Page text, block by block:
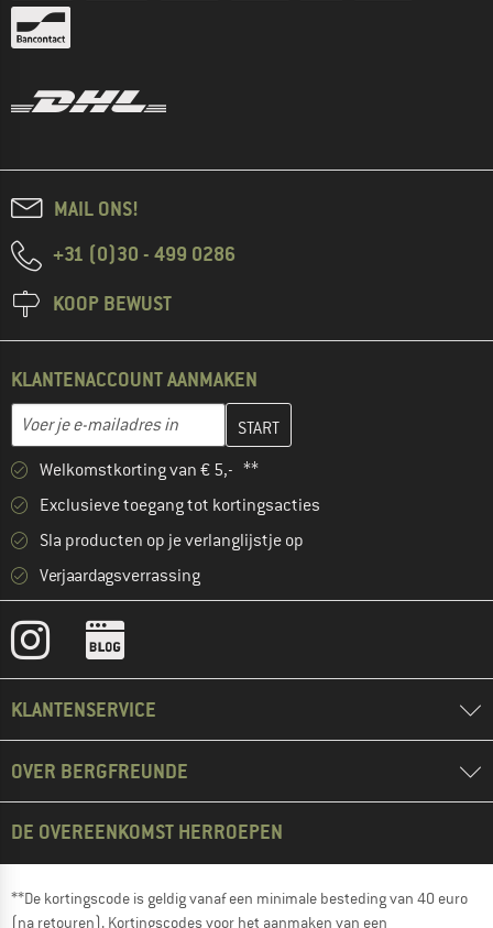
MAIL ONS!
+31 (0)30 - 499 0286
KOOP BEWUST
KLANTENACCOUNT AANMAKEN
E-mailadres
Vul je e-mailadres hier in en maak in de volgende stap je
Welkomstkorting van € 5,- **
Exclusieve toegang tot kortingsacties
Sla producten op je verlanglijstje op
Verjaardagsverrassing
KLANTENSERVICE
OVER BERGFREUNDE
DE OVEREENKOMST HERROEPEN
**De kortingscode is geldig vanaf een minimale besteding van 40 euro
(na retouren). Kortingscodes voor het aanmaken van een